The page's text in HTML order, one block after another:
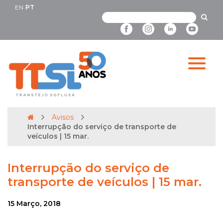
EN PT
Avisos
Interrupção do serviço de transporte de
veículos | 15 mar.
Interrupção do serviço de
transporte de veículos | 15 mar.
15 Março, 2018